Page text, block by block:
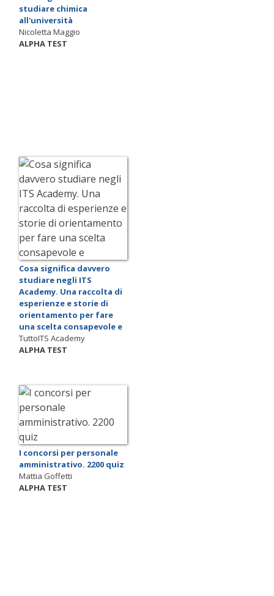
studiare chimica
all'università
Nicoletta Maggio
ALPHA TEST
Cosa significa davvero
studiare negli ITS
Academy. Una raccolta di
esperienze e storie di
orientamento per fare
una scelta consapevole e
TuttoITS Academy
ALPHA TEST
I concorsi per personale
amministrativo. 2200 quiz
Mattia Goffetti
ALPHA TEST